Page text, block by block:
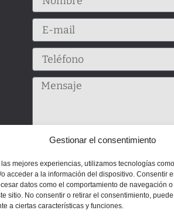
Gestionar el consentimiento
las mejores experiencias, utilizamos tecnologías
acceder a la información del dispositivo. Consentir
datos como el comportamiento de navegación
sitio. No consentir o retirar el consentimiento,
a ciertas características y funciones.